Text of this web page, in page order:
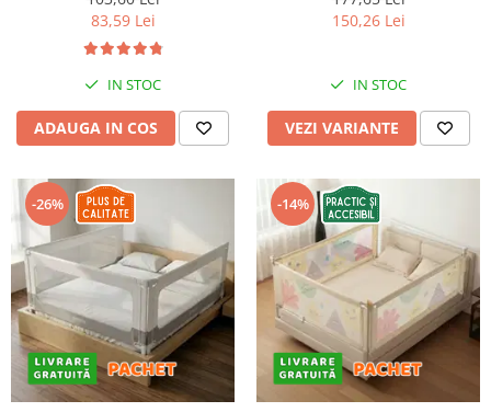
cm
83,59 Lei
IN STOC
ADAUGA IN COS
150,26 Lei
IN STOC
VEZI VARIANTE
-26% -14%